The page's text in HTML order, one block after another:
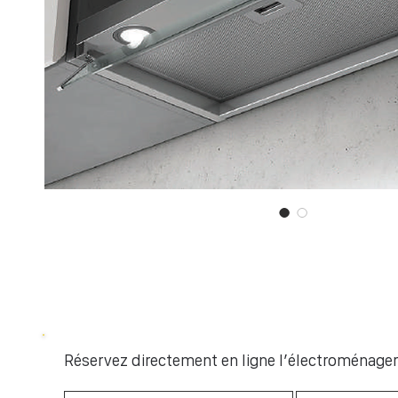
Réservez directement en ligne